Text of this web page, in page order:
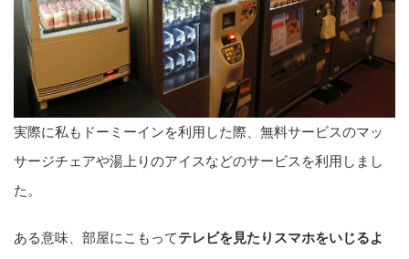
実際に私もドーミーインを利用した際、無料サービスのマッ
サージチェアや湯上りのアイスなどのサービスを利用しまし
た。
ある意味、部屋にこもってテレビを見たりスマホをいじるよ